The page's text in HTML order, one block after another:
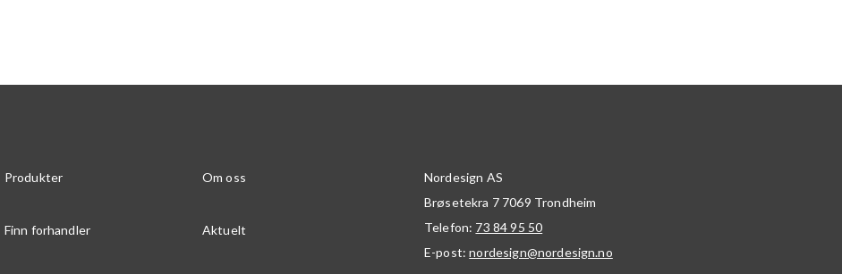
Produkter Om oss
Finn forhandler Aktuelt
Nordesign AS
Brøsetekra 7 7069 Trondheim
Telefon: 73 84 95 50
E-post:nordesign@nordesign.no